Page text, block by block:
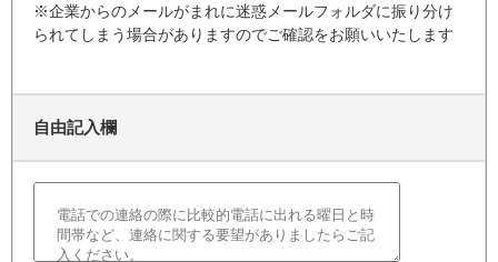
※企業からのメールがまれに迷惑メールフォルダに振り分け
られてしまう場合がありますのでご確認をお願いいたします
自由記入欄